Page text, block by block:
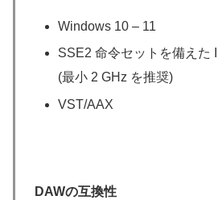
Windows 10 – 11
SSE2 命令セットを備えた
(最小 2 GHz を推奨)
VST/AAX
DAWの互換性